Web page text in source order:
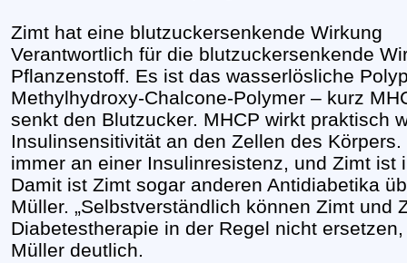
Zimt hat eine blutzuckersenkende Wirkung
Verantwortlich für die blutzuckersenkende
Pflanzenstoff. Es ist das wasserlösliche
Methylhydroxy-Chalcone-Polymer – kurz
senkt den Blutzucker. MHCP wirkt praktisch
Insulinsensitivität an den Zellen des
immer an einer Insulinresistenz, und Zimt ist
Damit ist Zimt sogar anderen Antidiabetika
Müller. „Selbstverständlich können Zimt und
Diabetestherapie in der Regel nicht
Müller deutlich.